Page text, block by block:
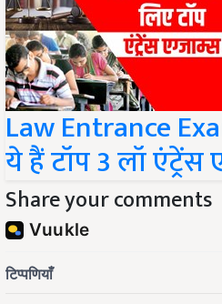
Law Entrance
ये हैं टॉप 3 लॉ एंट्रेंस
Share your comments